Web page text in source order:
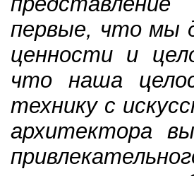
первые, что мы
ценности и
что наша
технику с
архитектора